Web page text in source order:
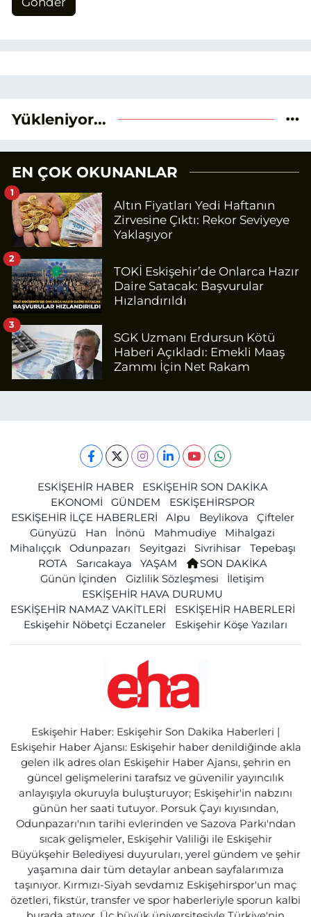
Yükleniyor...
EN ÇOK OKUNANLAR
Altın Fiyatları Yedi Haftanın
Zirvesine Çıktı: Rekor Seviyeye
Yaklaşıyor
1
TOKİ Eskişehir’de Onlarca Hazır
Daire Satacak: Başvurular
Hızlandırıldı
2
SGK Uzmanı Erdursun Kötü
Haberi Açıkladı: Emekli Maaş
Zammı İçin Net Rakam
3
ESKİŞEHİR HABER
ESKİŞEHİR SON DAKİKA
EKONOMİ
GÜNDEM
ESKİŞEHİRSPOR
ESKİŞEHİR İLÇE HABERLERİ
Alpu Beylikova
Çifteler
Günyüzü
Han İnönü Mahmudiye
Mihalgazi
Mihalıççık
Odunpazarı Seyitgazi Sivrihisar
Tepebaşı
ROTA
Sarıcakaya YAŞAM
SON DAKİKA
Günün İçinden
Gizlilik Sözleşmesi
İletişim
ESKİŞEHİR HAVA DURUMU
ESKİŞEHİR NAMAZ VAKİTLERİ
ESKİŞEHİR HABERLERİ
Eskişehir Nöbetçi Eczaneler
Eskişehir Köşe Yazıları
Eskişehir Haber: Eskişehir Son Dakika Haberleri |
Eskişehir Haber Ajansı: Eskişehir haber denildiğinde akla
gelen ilk adres olan Eskişehir Haber Ajansı, şehrin en
güncel gelişmelerini tarafsız ve güvenilir yayıncılık
anlayışıyla okuruyla buluşturuyor; Eskişehir'in nabzını
günün her saati tutuyor. Porsuk Çayı kıyısından,
Odunpazarı'nın tarihi evlerinden ve Sazova Parkı'ndan
sıcak gelişmeler, Eskişehir Valiliği ile Eskişehir
Büyükşehir Belediyesi duyuruları, yerel gündem ve şehir
yaşamına dair tüm detaylar anbean sayfalarımıza
taşınıyor. Kırmızı-Siyah sevdamız Eskişehirspor'un maç
özetleri, fikstür, transfer ve spor haberleriyle sporun kalbi